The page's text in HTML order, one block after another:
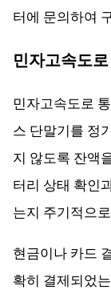
터에 문의하여
민자고속도
민자고속도로
스 단말기를 정
지 않도록 잔액
터리 상태 확인
는지 주기적으
현금이나 카드
확히 결제되었